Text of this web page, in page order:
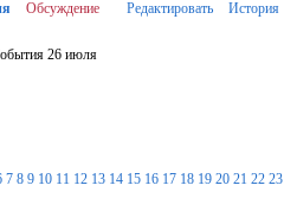
Обсуждение Редактировать История
26 июля
7 8 9 10 11 12 13 14 15 16 17 18 19 20 21 22 23